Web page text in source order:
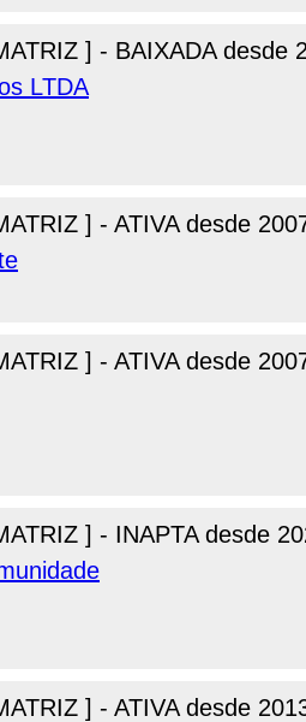
] - BAIXADA desde
LTDA
] - ATIVA desde
] - ATIVA desde
] - INAPTA desde
] - ATIVA desde